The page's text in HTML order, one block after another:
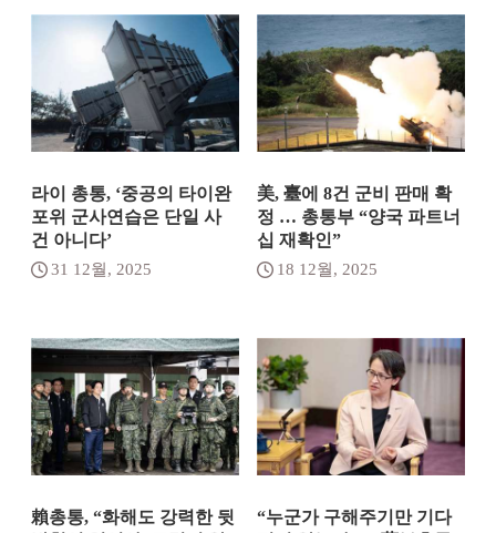
라이 총통, ‘중공의 타이완
포위 군사연습은 단일 사
건 아니다’
31 12월, 2025
美, 臺에 8건 군비 판매 확
정 … 총통부 “양국 파트너
십 재확인”
18 12월, 2025
賴총통, “화해도 강력한 뒷
“누군가 구해주기만 기다